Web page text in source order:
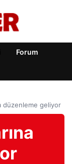
Forum
düzenleme geliyor